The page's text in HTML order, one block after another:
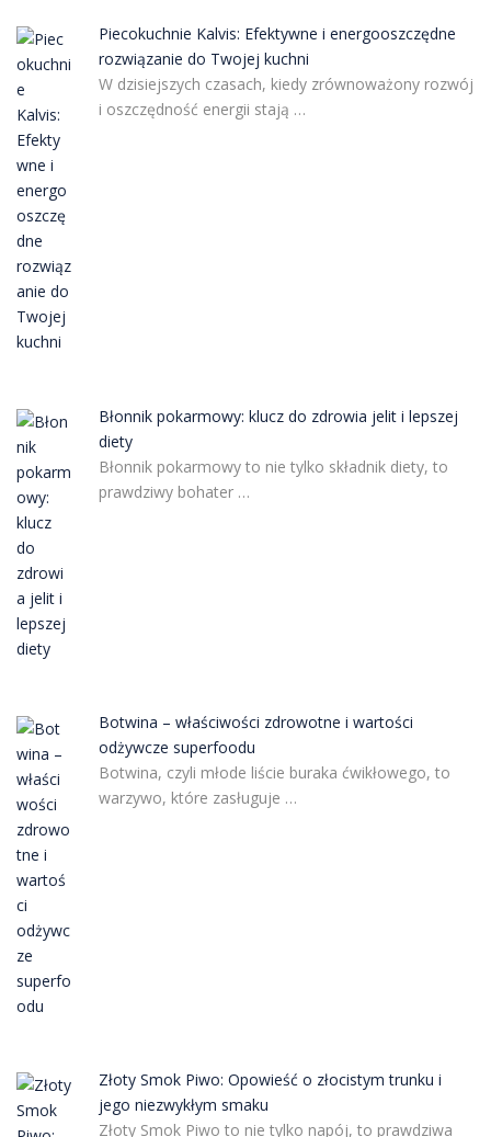
Piecokuchnie Kalvis: Efektywne i energooszczędne
rozwiązanie do Twojej kuchni
W dzisiejszych czasach, kiedy zrównoważony rozwój
i oszczędność energii stają …
Błonnik pokarmowy: klucz do zdrowia jelit i lepszej
diety
Błonnik pokarmowy to nie tylko składnik diety, to
prawdziwy bohater …
Botwina – właściwości zdrowotne i wartości
odżywcze superfoodu
Botwina, czyli młode liście buraka ćwikłowego, to
warzywo, które zasługuje …
Złoty Smok Piwo: Opowieść o złocistym trunku i
jego niezwykłym smaku
Złoty Smok Piwo to nie tylko napój, to prawdziwa